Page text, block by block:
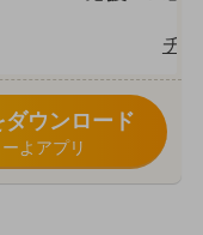
チ
ダウンロード
よアプリ